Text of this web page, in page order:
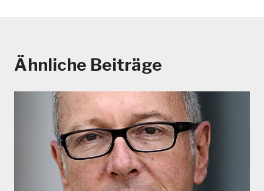
Ähnliche Beiträge